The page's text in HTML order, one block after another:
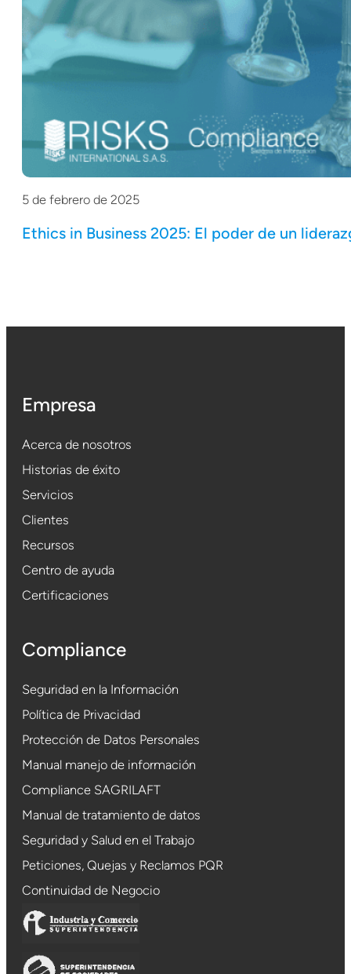
5 de febrero de 2025
Ethics in Business 2025: El poder de un
Empresa
Acerca de nosotros
Historias de éxito
Servicios
Clientes
Recursos
Centro de ayuda
Certificaciones
Compliance
Seguridad en la Información
Política de Privacidad
Protección de Datos Personales
Manual manejo de información
Compliance SAGRILAFT
Manual de tratamiento de datos
Seguridad y Salud en el Trabajo
Peticiones, Quejas y Reclamos PQR
Continuidad de Negocio